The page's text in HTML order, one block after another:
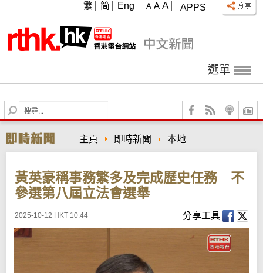
APPS
A A A
繁 简 Eng
選單
S
e
r
c
主頁 即時新聞 本地
黃英豪稱事務繁多及完成歷史任務 不
參選第八屆立法會選舉
2025-10-12 HKT 10:44 分享工具